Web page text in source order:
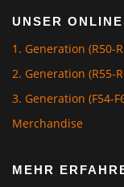
UNSER
1. Generation (R50-
2. Generation (R55-
3. Generation (F54-
Merchandise
MEHR